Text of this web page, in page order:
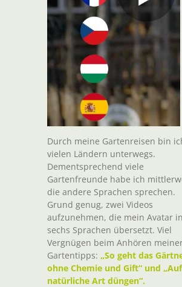
Durch meine Gartenreisen bin
vielen Ländern unterwegs.
Dementsprechend viele
Gartenfreunde habe ich
die andere Sprachen sprechen.
Grund genug, zwei Videos
aufzunehmen, die mein Avatar in
sechs Sprachen übersetzt. Viel
Vergnügen beim Anhören
Gartentipps: „So geht das
ohne Chemie und Gift“ und „Auf
natürliche Art düngen“.